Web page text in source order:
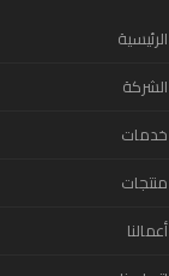
الرئيسية
الشركة
خدمات
منتجات
أعمالنا